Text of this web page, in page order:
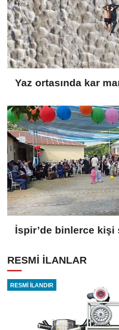
Yaz ortasında kar
İspir’de binlerce
RESMİ İLANLAR
RESMİ İLANDIR